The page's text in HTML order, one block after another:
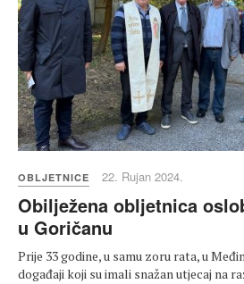
OBLJETNICE 22. Rujan 2024.
Obilježena obljetnica
u Goričanu
Prije 33 godine, u samu zoru rata, u
događaji koji su imali snažan utjecaj na